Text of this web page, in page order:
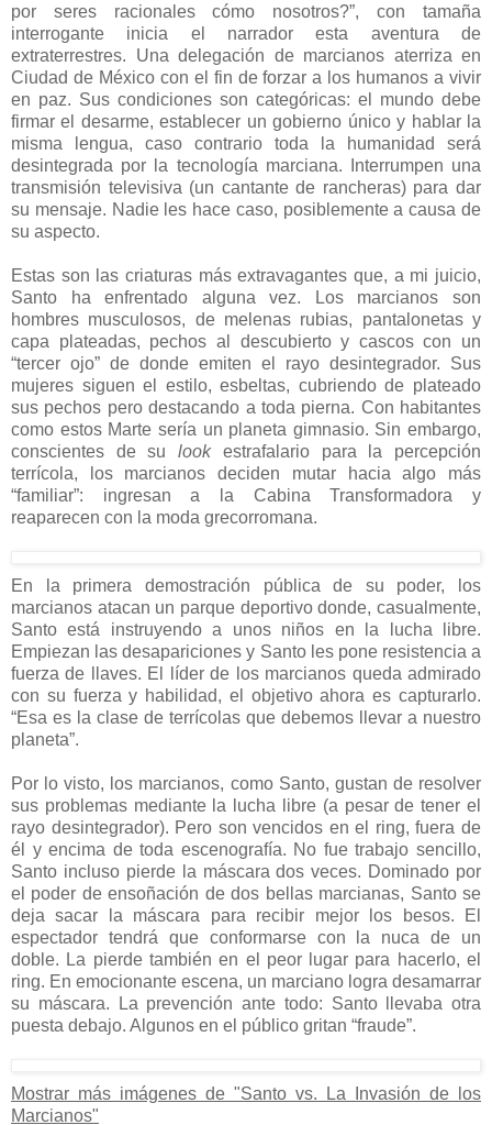
por seres racionales cómo nosotros?”, con tamaña
interrogante inicia el narrador esta aventura de
extraterrestres. Una delegación de marcianos aterriza en
Ciudad de México con el fin de forzar a los humanos a vivir
en paz. Sus condiciones son categóricas: el mundo debe
firmar el desarme, establecer un gobierno único y hablar la
misma lengua, caso contrario toda la humanidad será
desintegrada por la tecnología marciana. Interrumpen una
transmisión televisiva (un cantante de rancheras) para dar
su mensaje. Nadie les hace caso, posiblemente a causa de
su aspecto.
Estas son las criaturas más extravagantes que, a mi juicio,
Santo ha enfrentado alguna vez. Los marcianos son
hombres musculosos, de melenas rubias, pantalonetas y
capa plateadas, pechos al descubierto y cascos con un
“tercer ojo” de donde emiten el rayo desintegrador. Sus
mujeres siguen el estilo, esbeltas, cubriendo de plateado
sus pechos pero destacando a toda pierna. Con habitantes
como estos Marte sería un planeta gimnasio. Sin embargo,
conscientes de sulookestrafalario para la percepción
terrícola, los marcianos deciden mutar hacia algo más
“familiar”: ingresan a la Cabina Transformadora y
reaparecen con la moda grecorromana.
En la primera demostración pública de su poder, los
marcianos atacan un parque deportivo donde, casualmente,
Santo está instruyendo a unos niños en la lucha libre.
Empiezan las desapariciones y Santo les pone resistencia a
fuerza de llaves. El líder de los marcianos queda admirado
con su fuerza y habilidad, el objetivo ahora es capturarlo.
“Esa es la clase de terrícolas que debemos llevar a nuestro
planeta”.
Por lo visto, los marcianos, como Santo, gustan de resolver
sus problemas mediante la lucha libre (a pesar de tener el
rayo desintegrador). Pero son vencidos en el ring, fuera de
él y encima de toda escenografía. No fue trabajo sencillo,
Santo incluso pierde la máscara dos veces. Dominado por
el poder de ensoñación de dos bellas marcianas, Santo se
deja sacar la máscara para recibir mejor los besos. El
espectador tendrá que conformarse con la nuca de un
doble. La pierde también en el peor lugar para hacerlo, el
ring. En emocionante escena, un marciano logra desamarrar
su máscara. La prevención ante todo: Santo llevaba otra
puesta debajo. Algunos en el público gritan “fraude”.
Mostrar más imágenes de "Santo vs. La Invasión de los
Marcianos"